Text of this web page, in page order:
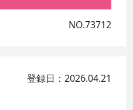
NO.73712
登録日：2026.04.21